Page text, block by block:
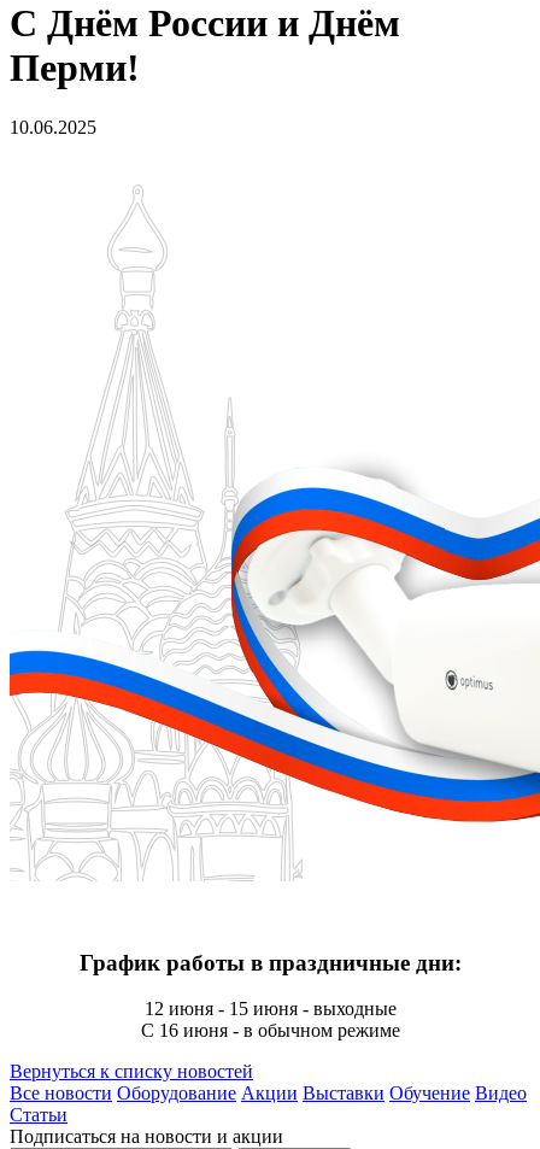
С Днём России и Днём
Перми!
10.06.2025
График работы в праздничные дни:
12 июня - 15 июня - выходные
С 16 июня - в обычном режиме
Вернуться к списку новостей
Все новости Оборудование Акции Выставки Обучение Видео
Статьи
Подписаться на новости и акции